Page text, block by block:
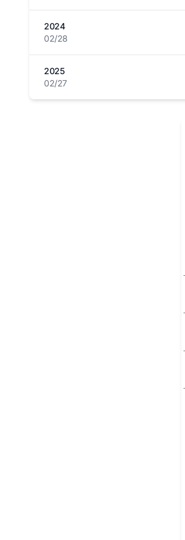
2024
02/28
2025
02/27